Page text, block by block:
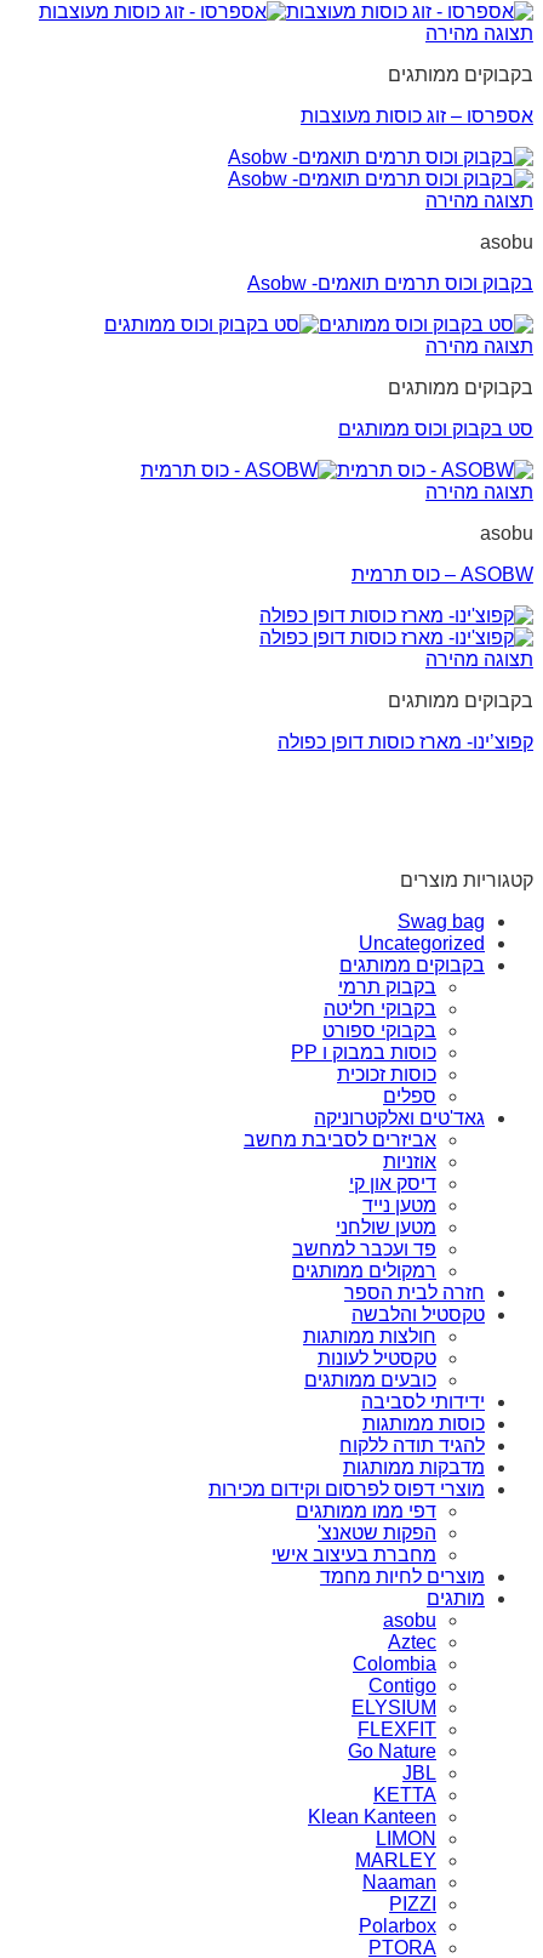
תצוגה מהירה
בקבוקים ממותגים
אספרסו – זוג כוסות מעוצבות
תצוגה מהירה
asobu
בקבוק וכוס תרמים תואמים- Asobw
תצוגה מהירה
בקבוקים ממותגים
סט בקבוק וכוס ממותגים
תצוגה מהירה
asobu
ASOBW – כוס תרמית
תצוגה מהירה
בקבוקים ממותגים
קפוצ’ינו- מארז כוסות דופן כפולה
קטגוריות מוצרים
Swag bag
Uncategorized
בקבוקים ממותגים
בקבוק תרמי
בקבוקי חליטה
בקבוקי ספורט
כוסות במבוק ו PP
כוסות זכוכית
ספלים
גאד'טים ואלקטרוניקה
אביזרים לסביבת מחשב
אוזניות
דיסק און קי
מטען נייד
מטען שולחני
פד ועכבר למחשב
רמקולים ממותגים
חזרה לבית הספר
טקסטיל והלבשה
חולצות ממותגות
טקסטיל לעונות
כובעים ממותגים
ידידותי לסביבה
כוסות ממותגות
להגיד תודה ללקוח
מדבקות ממותגות
מוצרי דפוס לפרסום וקידום מכירות
דפי ממו ממותגים
הפקות שטאנצ'
מחברת בעיצוב אישי
מוצרים לחיות מחמד
מותגים
asobu
Aztec
Colombia
Contigo
ELYSIUM
FLEXFIT
Go Nature
JBL
KETTA
Klean Kanteen
LIMON
MARLEY
Naaman
PIZZI
Polarbox
PTORA